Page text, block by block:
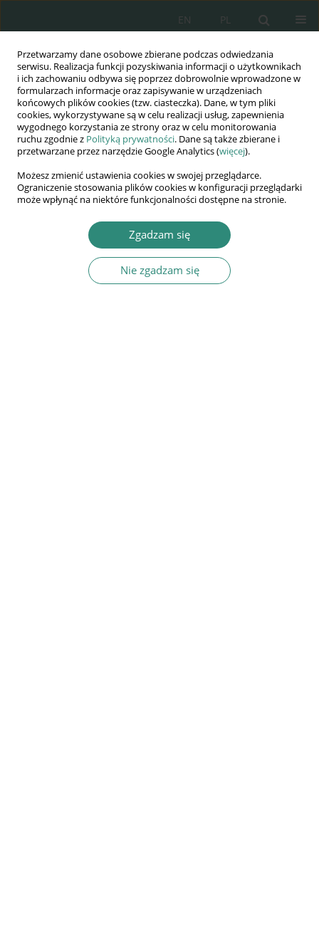
Przetwarzamy dane osobowe zbierane podczas odwiedzania
serwisu. Realizacja funkcji pozyskiwania informacji o użytkownikach
i ich zachowaniu odbywa się poprzez dobrowolnie wprowadzone w
formularzach informacje oraz zapisywanie w urządzeniach
końcowych plików cookies (tzw. ciasteczka). Dane, w tym pliki
cookies, wykorzystywane są w celu realizacji usług, zapewnienia
wygodnego korzystania ze strony oraz w celu monitorowania
ruchu zgodnie z Polityką prywatności. Dane są także zbierane i
przetwarzane przez narzędzie Google Analytics (więcej).
Możesz zmienić ustawienia cookies w swojej przeglądarce.
Ograniczenie stosowania plików cookies w konfiguracji przeglądarki
może wpłynąć na niektóre funkcjonalności dostępne na stronie.
Zgadzam się
Nie zgadzam się
PL
EN
Wydawnictwo
AWSGE
Akademia Nauk Stosowanych
WSGE
im. Alcide De Gasperi
Janusz Bielski
KSZTAŁCENIE I WYCHOWANIE W PERSONALIZMIE